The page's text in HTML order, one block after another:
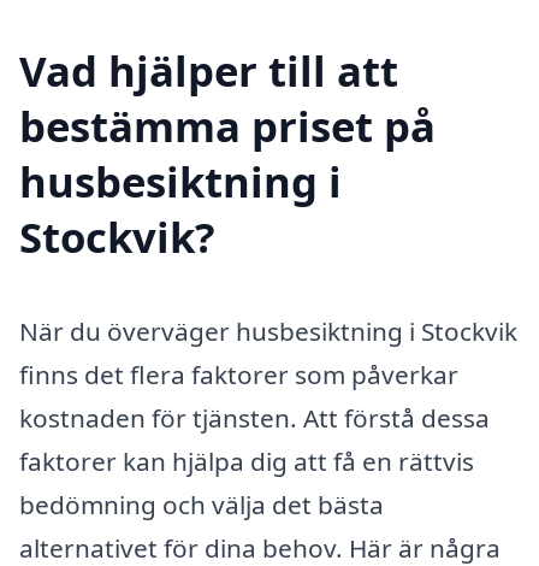
Vad hjälper till att
bestämma priset på
husbesiktning i
Stockvik?
När du överväger husbesiktning i Stockvik
finns det flera faktorer som påverkar
kostnaden för tjänsten. Att förstå dessa
faktorer kan hjälpa dig att få en rättvis
bedömning och välja det bästa
alternativet för dina behov. Här är några